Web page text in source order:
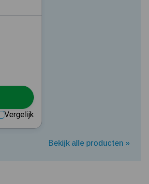
Vergelijk
Bekijk alle producten »